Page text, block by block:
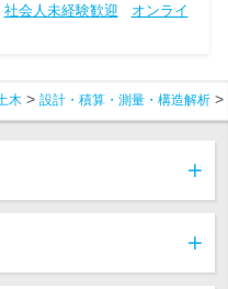
社会人未経験歓迎
オンライ
木 設計・積算・測量・構造解析